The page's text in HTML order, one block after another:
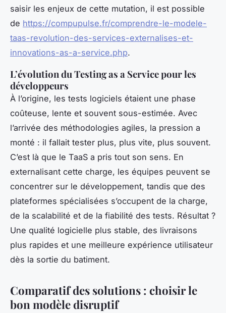
saisir les enjeux de cette mutation, il est possible
de https://compupulse.fr/comprendre-le-modele-
taas-revolution-des-services-externalises-et-
innovations-as-a-service.php.
L’évolution du Testing as a Service pour les
développeurs
À l’origine, les tests logiciels étaient une phase
coûteuse, lente et souvent sous-estimée. Avec
l’arrivée des méthodologies agiles, la pression a
monté : il fallait tester plus, plus vite, plus souvent.
C’est là que le TaaS a pris tout son sens. En
externalisant cette charge, les équipes peuvent se
concentrer sur le développement, tandis que des
plateformes spécialisées s’occupent de la charge,
de la scalabilité et de la fiabilité des tests. Résultat ?
Une qualité logicielle plus stable, des livraisons
plus rapides et une meilleure expérience utilisateur
dès la sortie du batiment.
Comparatif des solutions : choisir le
bon modèle disruptif